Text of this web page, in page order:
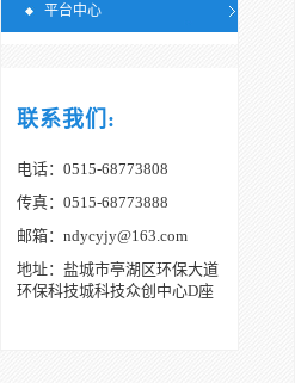
平台中心
联系我们:
电话：0515-68773808
传真：0515-68773888
邮箱：ndycyjy@163.com
地址：盐城市亭湖区环保大道
环保科技城科技众创中心D座